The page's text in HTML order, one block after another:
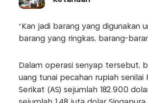
"Kan jadi barang yang digunakan
barang yang ringkas, barang-
Dalam operasi senyap tersebut,
uang tunai pecahan rupiah senilai
Serikat (AS) sejumlah 182.900